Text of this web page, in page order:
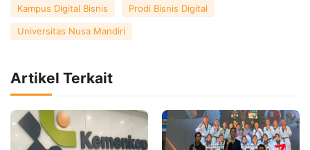
Kampus Digital Bisnis Prodi Bisnis Digital
Universitas Nusa Mandiri
Artikel Terkait